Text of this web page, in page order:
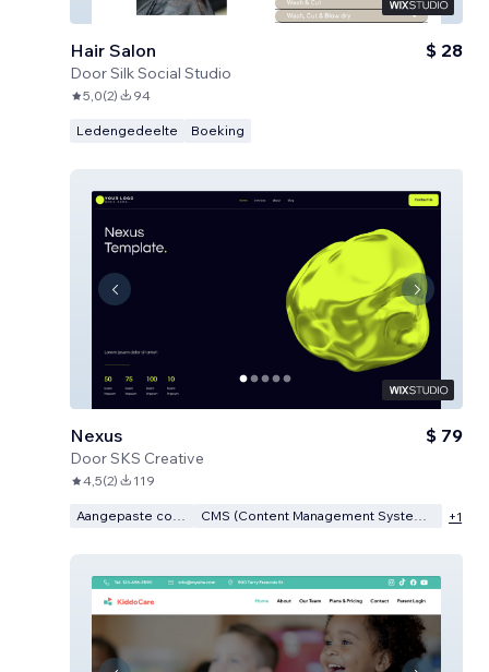
Hair Salon
DoorSilk Social Studio
$ 28
5,0(2) 94
Ledengedeelte Boeking
Nexus
DoorSKS Creative
$ 79
4,5(2) 119
Aangepaste code CMS (Content Management Systeem) +1